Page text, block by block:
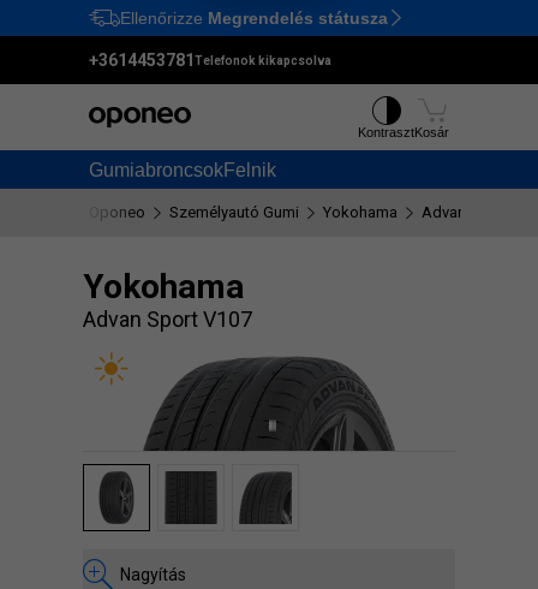
Ctrl M
Ellenőrizze Megrendelés státusza
+3614453781Telefonok kikapcsolva
GumiabroncsokFelnik
KontrasztKosár
Oponeo Személyautó Gumi Yokohama Advan Sport
Yokohama
Advan Sport V107
Nagyítás